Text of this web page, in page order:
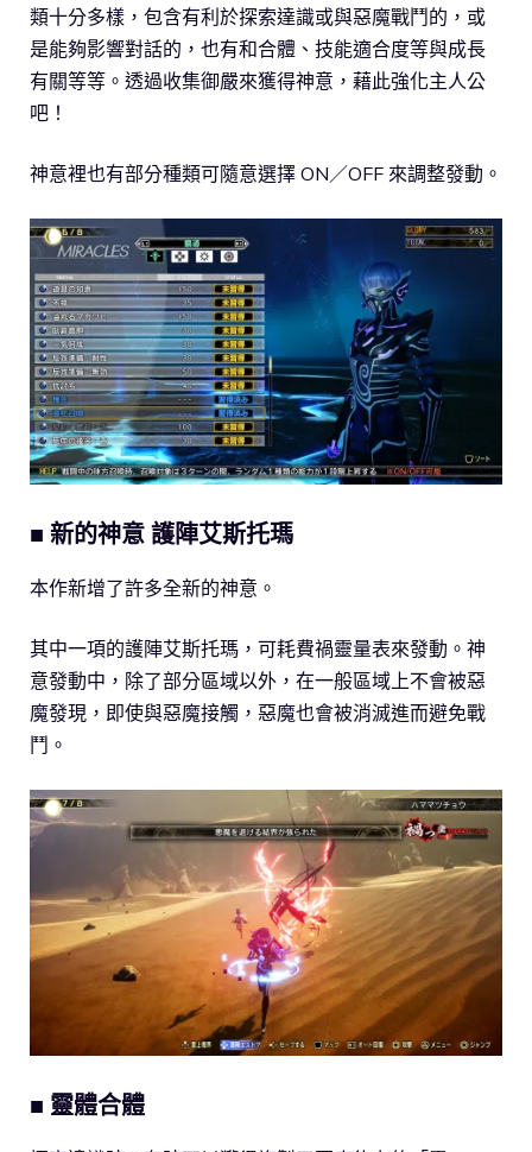
類十分多樣，包含有利於探索達識或與惡魔戰鬥的，或
是能夠影響對話的，也有和合體、技能適合度等與成長
有關等等。透過收集御嚴來獲得神意，藉此強化主人公
吧！
神意裡也有部分種類可隨意選擇 ON／OFF 來調整發動。
■ 新的神意 護陣艾斯托瑪
本作新增了許多全新的神意。
其中一項的護陣艾斯托瑪，可耗費禍靈量表來發動。神
意發動中，除了部分區域以外，在一般區域上不會被惡
魔發現，即使與惡魔接觸，惡魔也會被消滅進而避免戰
鬥。
■ 靈體合體